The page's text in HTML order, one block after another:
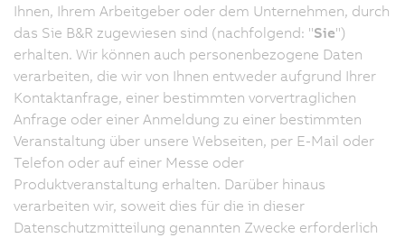
Ihnen, Ihrem Arbeitgeber oder dem Unternehmen, durch
das Sie B&R zugewiesen sind (nachfolgend: "Sie")
erhalten. Wir können auch personenbezogene Daten
verarbeiten, die wir von Ihnen entweder aufgrund Ihrer
Kontaktanfrage, einer bestimmten vorvertraglichen
Anfrage oder einer Anmeldung zu einer bestimmten
Veranstaltung über unsere Webseiten, per E-Mail oder
Telefon oder auf einer Messe oder
Produktveranstaltung erhalten. Darüber hinaus
verarbeiten wir, soweit dies für die in dieser
Datenschutzmitteilung genannten Zwecke erforderlich